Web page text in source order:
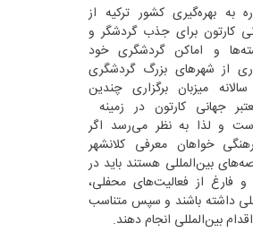
به بهره‌گیری کشور ترکیه از
کارتون برای جذب گردشگر و
و اماکن گردشگری خود
از شهرهای بزرگ گردشگری
میزبان برگزاری چندین
جهانی کارتون در زمینه
و لذا به نظر می‌رسد اگر
خواهان معرفی کلانشهر
بین‌المللی هستند باید در
فارغ از فعالیت‌های محفلی،
داشته باشند و سپس متناسب
بین‌المللی انجام دهند.